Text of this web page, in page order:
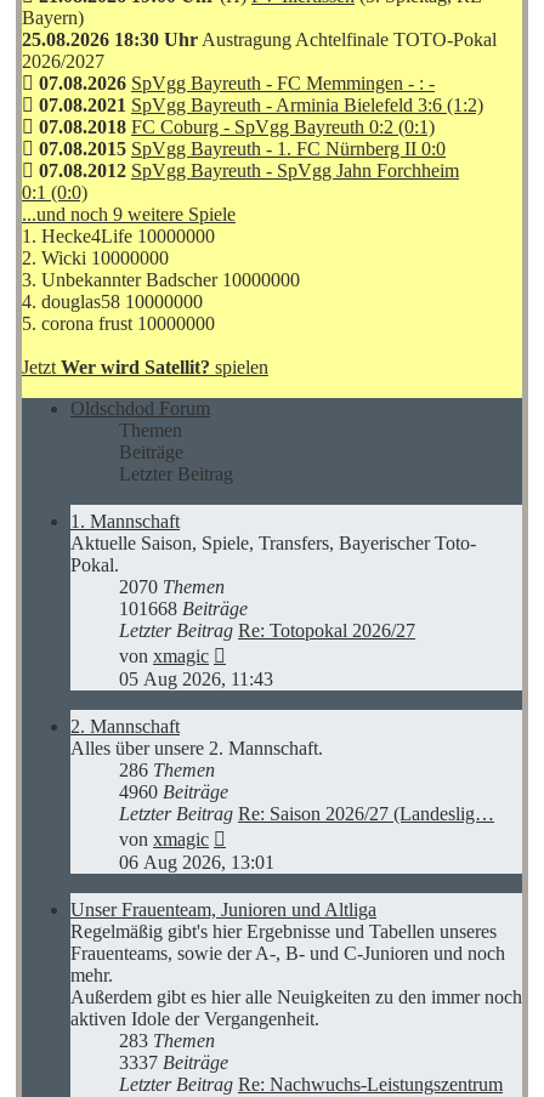
Bayern)
25.08.2026 18:30 Uhr Austragung Achtelfinale TOTO-Pokal
2026/2027
07.08.2026 SpVgg Bayreuth - FC Memmingen - : -
07.08.2021 SpVgg Bayreuth - Arminia Bielefeld 3:6 (1:2)
07.08.2018 FC Coburg - SpVgg Bayreuth 0:2 (0:1)
07.08.2015 SpVgg Bayreuth - 1. FC Nürnberg II 0:0
07.08.2012 SpVgg Bayreuth - SpVgg Jahn Forchheim
0:1 (0:0)
...und noch 9 weitere Spiele
1. Hecke4Life 10000000
2. Wicki 10000000
3. Unbekannter Badscher 10000000
4. douglas58 10000000
5. corona frust 10000000
Jetzt Wer wird Satellit? spielen
Oldschdod Forum
Themen
Beiträge
Letzter Beitrag
1. Mannschaft
Aktuelle Saison, Spiele, Transfers, Bayerischer Toto-
Pokal.
2070 Themen
101668 Beiträge
Letzter Beitrag Re: Totopokal 2026/27
von xmagic
Beitrag
05 Aug 2026, 11:43
2. Mannschaft
Alles über unsere 2. Mannschaft.
286 Themen
4960 Beiträge
Letzter Beitrag Re: Saison 2026/27 (Landeslig…
von xmagic
Beitrag
06 Aug 2026, 13:01
Unser Frauenteam, Junioren und Altliga
Regelmäßig gibt's hier Ergebnisse und Tabellen unseres
Frauenteams, sowie der A-, B- und C-Junioren und noch
mehr.
Außerdem gibt es hier alle Neuigkeiten zu den immer noch
aktiven Idole der Vergangenheit.
283 Themen
3337 Beiträge
Letzter Beitrag Re: Nachwuchs-Leistungszentrum